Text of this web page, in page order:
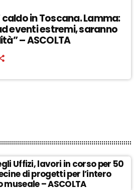
in Toscana. Lamma:
eventi estremi, saranno
– ASCOLTA
Uffizi, lavori in corso per 50
di progetti per l’intero
– ASCOLTA